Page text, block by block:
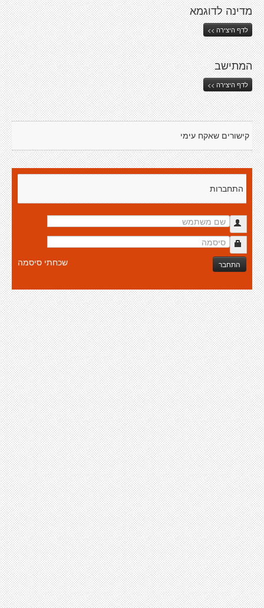
מדינה לדוגמא
לדף היצירה >>
המתישב
לדף היצירה >>
קישורים שאקח עימי
התחברות
התחבר שכחתי סיסמה